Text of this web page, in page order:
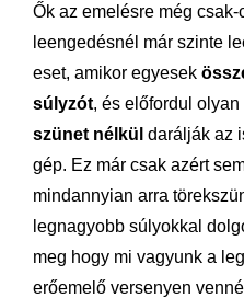
Ők az emelésre még
leengedésnél már szinte
eset, amikor egyesek
súlyzót, és előfordul
szünet nélkül darálják az
gép. Ez már csak azért
mindannyian arra
legnagyobb súlyokkal
meg hogy mi vagyunk a
erőemelő versenyen